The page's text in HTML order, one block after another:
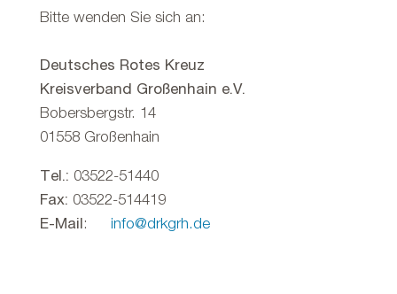
Bitte wenden Sie sich an:
Deutsches Rotes Kreuz
Kreisverband Großenhain e.V.
Bobersbergstr. 14
01558 Großenhain
Tel.: 03522-51440
Fax: 03522-514419
E-Mail: info@drkgrh.de